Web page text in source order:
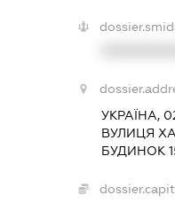
УКРАЇНА,
ВУЛИЦЯ
БУДИНОК